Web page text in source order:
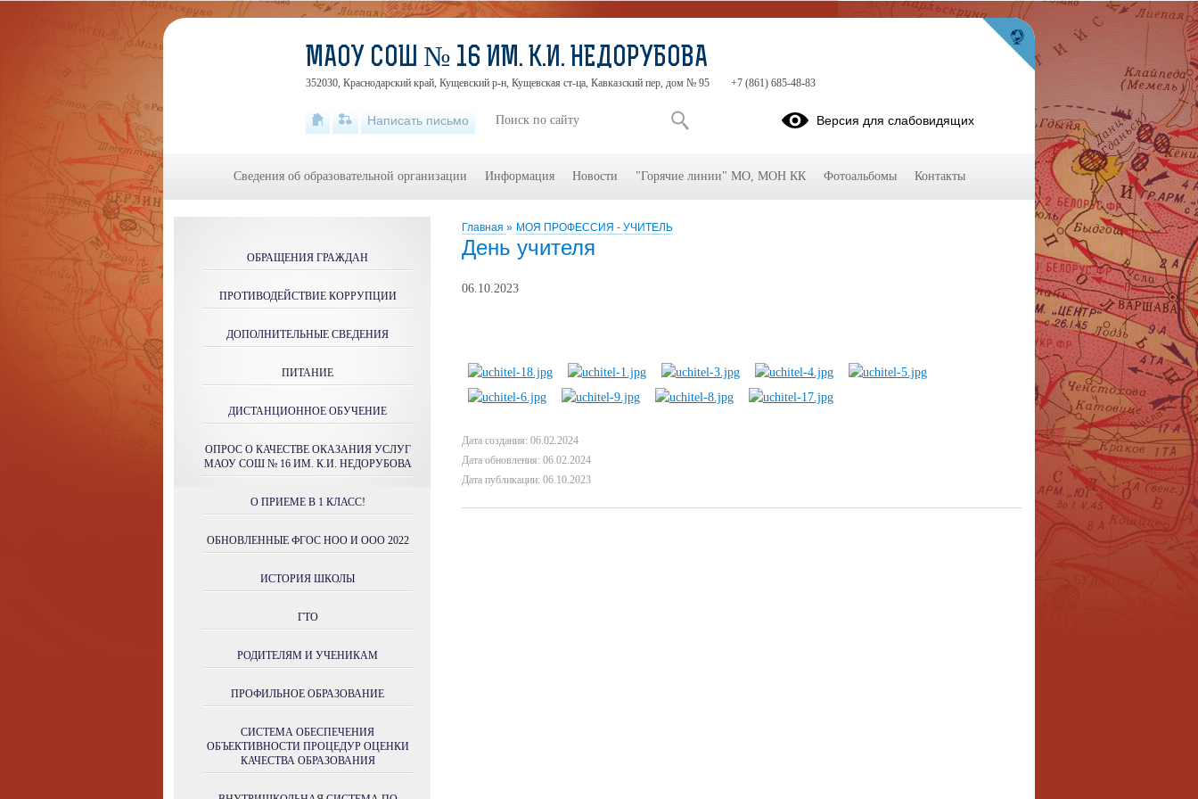
Главная » МОЯ ПРОФЕССИЯ - УЧИТЕЛЬ
День учителя
06.10.2023
Дата создания: 06.02.2024
Дата обновления: 06.02.2024
Дата публикации: 06.10.2023
ОБРАЩЕНИЯ ГРАЖДАН
ПРОТИВОДЕЙСТВИЕ КОРРУПЦИИ
ДОПОЛНИТЕЛЬНЫЕ СВЕДЕНИЯ
ПИТАНИЕ
ДИСТАНЦИОННОЕ ОБУЧЕНИЕ
ОПРОС О КАЧЕСТВЕ ОКАЗАНИЯ УСЛУГ
МАОУ СОШ № 16 ИМ. К.И. НЕДОРУБОВА
О ПРИЕМЕ В 1 КЛАСС!
ОБНОВЛЕННЫЕ ФГОС НОО И ООО 2022
ИСТОРИЯ ШКОЛЫ
ГТО
РОДИТЕЛЯМ И УЧЕНИКАМ
ПРОФИЛЬНОЕ ОБРАЗОВАНИЕ
СИСТЕМА ОБЕСПЕЧЕНИЯ
ОБЪЕКТИВНОСТИ ПРОЦЕДУР ОЦЕНКИ
КАЧЕСТВА ОБРАЗОВАНИЯ
МАОУ СОШ № 16 ИМ. К.И. НЕДОРУБОВА
352030, Краснодарский край, Кущевский р-н, Кущевская ст-ца, Кавказский пер, дом № 95 +7 (861) 685-48-83
Написать письмо Версия для слабовидящих
Сведения об образовательной организации Информация Новости "Горячие линии" МО, МОН КК Фотоальбомы Контакты